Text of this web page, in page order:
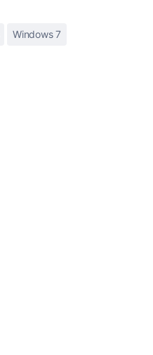
Windows 7